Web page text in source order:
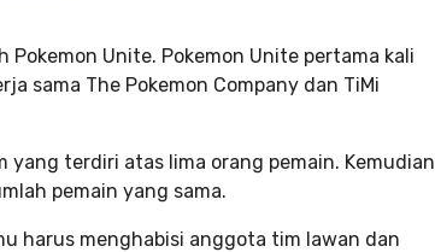
Pokemon Unite. Pokemon Unite pertama kali
sama The Pokemon Company dan TiMi
yang terdiri atas lima orang pemain. Kemudian
pemain yang sama.
harus menghabisi anggota tim lawan dan